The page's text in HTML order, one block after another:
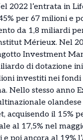
2022 l’entrata in
per 67 milioni e
da 1,8 miliardi
Mérieux. Nel
Investment
di dotazione
investiti nei
Nello stesso anno
acquisendo il 15%
al 17,5% nel